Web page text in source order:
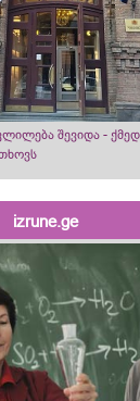
შევიდა -
izrune.ge